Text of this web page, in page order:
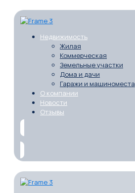
Недвижимость
Жилая
Коммерческая
Земельные участки
Дома и дачи
Гаражи и машиноместа
О компании
Новости
Отзывы